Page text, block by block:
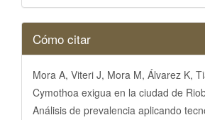
Detalles
del
artículo
Cómo citar
Mora A, Viteri J, Mora M, Álvarez K,
Cymothoa exigua en la ciudad de
Análisis de prevalencia aplicando